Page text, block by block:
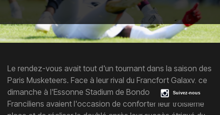
Le rendez-vous avait tout d'un tournant dans la saison des
Paris Musketeers. Face à leur rival du Francfort Galaxy, ce
dimanche à l'Essonne Stadium de Bondoufle, les
Franciliens avaient l'occasion de conforter leur troisième
Suivez-nous